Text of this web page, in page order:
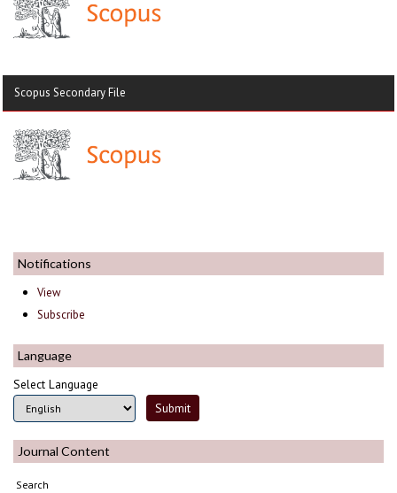
Scopus Secondary File
Notifications
View
Subscribe
Language
Select Language
Journal Content
Search